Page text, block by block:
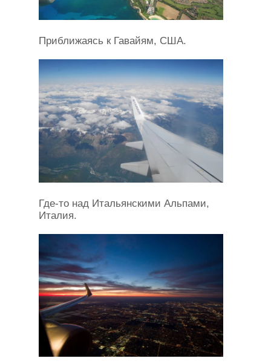
Приближаясь к Гавайям, США.
Где-то над Итальянскими Альпами,
Италия.